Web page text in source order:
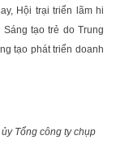
Hội trại triển lãm hi
tạo trẻ do Trung
tạo phát triển doanh
Tổng công ty chụp